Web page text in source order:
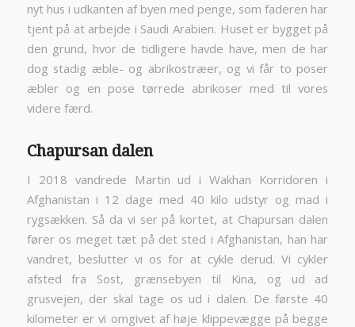
nyt hus i udkanten af byen med penge, som faderen har
tjent på at arbejde i Saudi Arabien. Huset er bygget på
den grund, hvor de tidligere havde have, men de har
dog stadig æble- og abrikostræer, og vi får to poser
æbler og en pose tørrede abrikoser med til vores
videre færd.
Chapursan dalen
I 2018 vandrede Martin ud i Wakhan Korridoren i
Afghanistan i 12 dage med 40 kilo udstyr og mad i
rygsækken. Så da vi ser på kortet, at Chapursan dalen
fører os meget tæt på det sted i Afghanistan, han har
vandret, beslutter vi os for at cykle derud. Vi cykler
afsted fra Sost, grænsebyen til Kina, og ud ad
grusvejen, der skal tage os ud i dalen. De første 40
kilometer er vi omgivet af høje klippevægge på begge